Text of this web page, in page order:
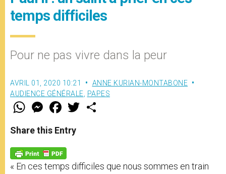
temps difficiles
Pour ne pas vivre dans la peur
AVRIL 01, 2020 10:21
ANNE KURIAN-MONTABONE
AUDIENCE GÉNÉRALE, PAPES
W
t
s
p
p
M
e
s
e
g
e
r
F
a
e
b
o
k
w
Share this Entry
« En ces temps difficiles que nous sommes en train